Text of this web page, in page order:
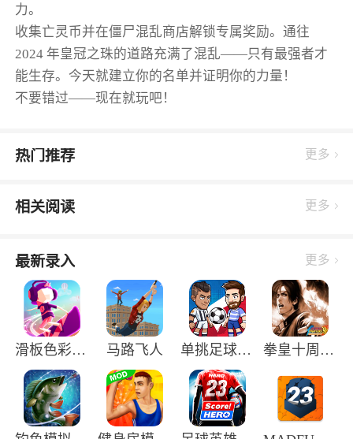
力。
收集亡灵币并在僵尸混乱商店解锁专属奖励。通往
2024 年皇冠之珠的道路充满了混乱——只有最强者才
能生存。今天就建立你的名单并证明你的力量！
不要错过——现在就玩吧！
热门推荐 更多
相关阅读 更多
最新录入 更多
滑板色彩冲浪中文版 马路飞人 单挑足球正版手游 拳皇十周年纪念版